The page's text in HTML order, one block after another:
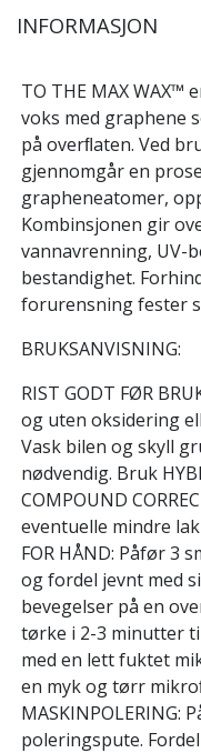
INFORMASJON
TO THE MAX WAX™
voks med graphene
på overﬂaten. Ved
gjennomgår en
grapheneatomer,
Kombinsjonen gir
vannavrenning, UV-
bestandighet.
forurensning fester
BRUKSANVISNING:
RIST GODT FØR
og uten oksidering
Vask bilen og skyll
nødvendig. Bruk
COMPOUND
eventuelle mindre
FOR HÅND: Påfør 3
og fordel jevnt med
bevegelser på en
tørke i 2-3 minutter
med en lett fuktet
en myk og tørr
MASKINPOLERING:
poleringspute.